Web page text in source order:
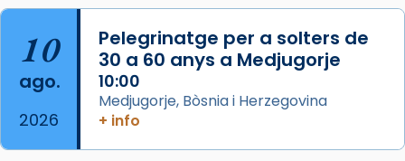
Arquebisbat de Barcelona
2 weeks ago
Memòria de les santes Juliana i
10
ago.
2026
Pelegrinatge per a solters de
30 a 60 anys a Medjugorje
10:00
Medjugorje, Bòsnia i Herzegovina
+ info